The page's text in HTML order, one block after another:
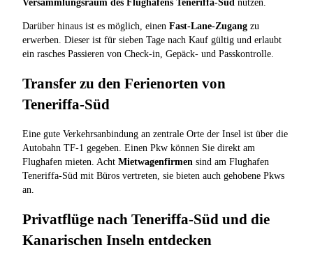
Versammlungsraum des Flughafens Teneriffa-Süd nutzen.
Darüber hinaus ist es möglich, einen Fast-Lane-Zugang zu
erwerben. Dieser ist für sieben Tage nach Kauf gültig und erlaubt
ein rasches Passieren von Check-in, Gepäck- und Passkontrolle.
Transfer zu den Ferienorten von
Teneriffa-Süd
Eine gute Verkehrsanbindung an zentrale Orte der Insel ist über die
Autobahn TF-1 gegeben. Einen Pkw können Sie direkt am
Flughafen mieten. Acht Mietwagenfirmen sind am Flughafen
Teneriffa-Süd mit Büros vertreten, sie bieten auch gehobene Pkws
an.
Privatflüge nach Teneriffa-Süd und die
Kanarischen Inseln entdecken